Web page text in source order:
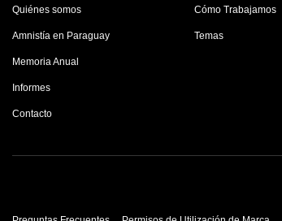
Quiénes somos
Amnistía en Paraguay
Memoria Anual
Informes
Contacto
Cómo Trabajamos
Temas